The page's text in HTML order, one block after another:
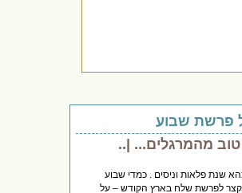
פרשת שבוע
מהמרגלים... |..
שנת פלאות וניסים . כמדי שבוע
קצר לפרשת שלח בארץ הקודש – על